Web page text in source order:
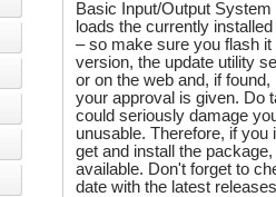
Basic Input/Output
loads the currently
– so make sure you flash
version, the update utility
or on the web and, if
your approval is given. Do
could seriously damage
unusable. Therefore, if
get and install the
available. Don't forget to
date with the latest